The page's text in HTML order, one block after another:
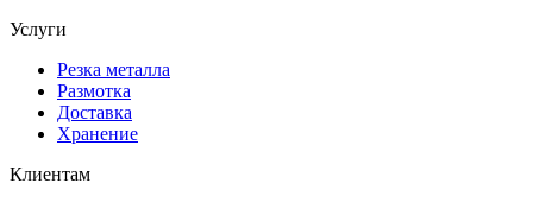
Услуги
Резка металла
Размотка
Доставка
Хранение
Клиентам